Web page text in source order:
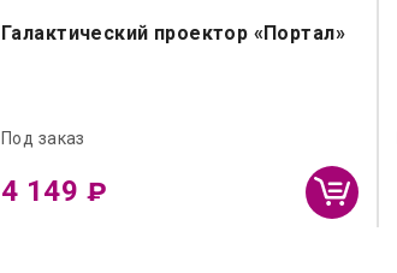
Галактический проектор «Портал»
Под заказ
4 149 ₽